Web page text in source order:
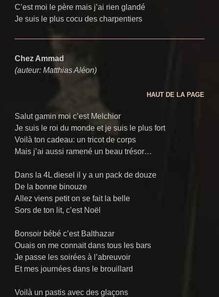
C’est moi le père mais j’ai rien glandé
Je suis le plus cocu des charpentiers
Chez Ammad
(auteur: Matthias Aléon)
HAUT DE LA PAGE
Salut gamin moi c’est Melchior
Je suis le roi du monde et je suis le plus fort
Voilà ton cadeau: un tricot de corps
Mais j’ai aussi ramené un beau trésor…
Dans la 4L diesel il y a un pack de douze
De la bonne binouze
Allez viens petit on se fait la belle
Sors de ton lit, c’est Noël
Bonsoir bébé c’est Balthazar
Ouais on me connait dans tous les bars
Je passe les soirées à l’abreuvoir
Et mes journées dans le brouillard
Voilà un pastis avec des glaçons